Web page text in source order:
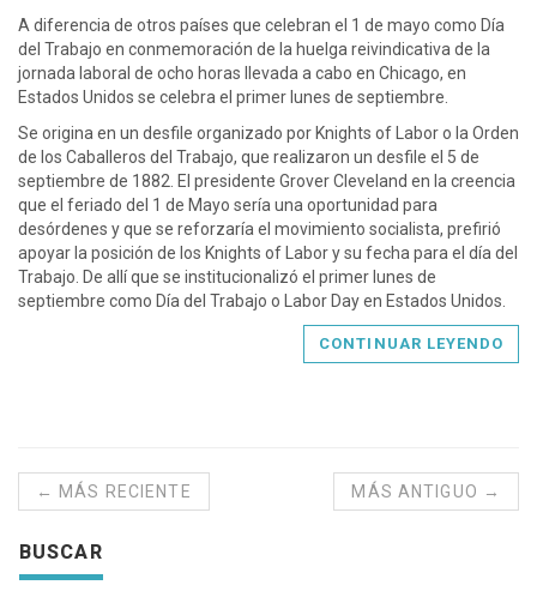
A diferencia de otros países que celebran el 1 de mayo como Día
del Trabajo en conmemoración de la huelga reivindicativa de la
jornada laboral de ocho horas llevada a cabo en Chicago, en
Estados Unidos se celebra el primer lunes de septiembre.
Se origina en un desfile organizado por Knights of Labor o la Orden
de los Caballeros del Trabajo, que realizaron un desfile el 5 de
septiembre de 1882. El presidente Grover Cleveland en la creencia
que el feriado del 1 de Mayo sería una oportunidad para
desórdenes y que se reforzaría el movimiento socialista, prefirió
apoyar la posición de los Knights of Labor y su fecha para el día del
Trabajo. De allí que se institucionalizó el primer lunes de
septiembre como Día del Trabajo o Labor Day en Estados Unidos.
CONTINUAR LEYENDO
← MÁS RECIENTE MÁS ANTIGUO →
BUSCAR